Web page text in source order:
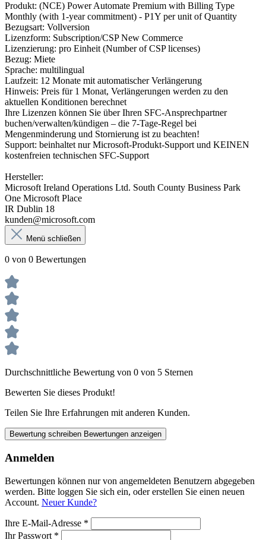
Produkt: (NCE) Power Automate Premium with Billing Type
Monthly (with 1-year commitment) - P1Y per unit of Quantity
Bezugsart: Vollversion
Lizenzform: Subscription/CSP New Commerce
Lizenzierung: pro Einheit (Number of CSP licenses)
Bezug: Miete
Sprache: multilingual
Laufzeit: 12 Monate mit automatischer Verlängerung
Hinweis: Preis für 1 Monat, Verlängerungen werden zu den
aktuellen Konditionen berechnet
Ihre Lizenzen können Sie über Ihren SFC-Ansprechpartner
buchen/verwalten/kündigen – die 7-Tage-Regel bei
Mengenminderung und Stornierung ist zu beachten!
Support: beinhaltet nur Microsoft-Produkt-Support und KEINEN
kostenfreien technischen SFC-Support
Hersteller:
Microsoft Ireland Operations Ltd. South County Business Park
One Microsoft Place
IR Dublin 18
kunden@microsoft.com
Menü schließen
0 von 0 Bewertungen
Durchschnittliche Bewertung von 0 von 5 Sternen
Bewerten Sie dieses Produkt!
Teilen Sie Ihre Erfahrungen mit anderen Kunden.
Bewertung schreiben Bewertungen anzeigen
Anmelden
Bewertungen können nur von angemeldeten Benutzern abgegeben
werden. Bitte loggen Sie sich ein, oder erstellen Sie einen neuen
Account. Neuer Kunde?
Ihre E-Mail-Adresse *
Ihr Passwort *